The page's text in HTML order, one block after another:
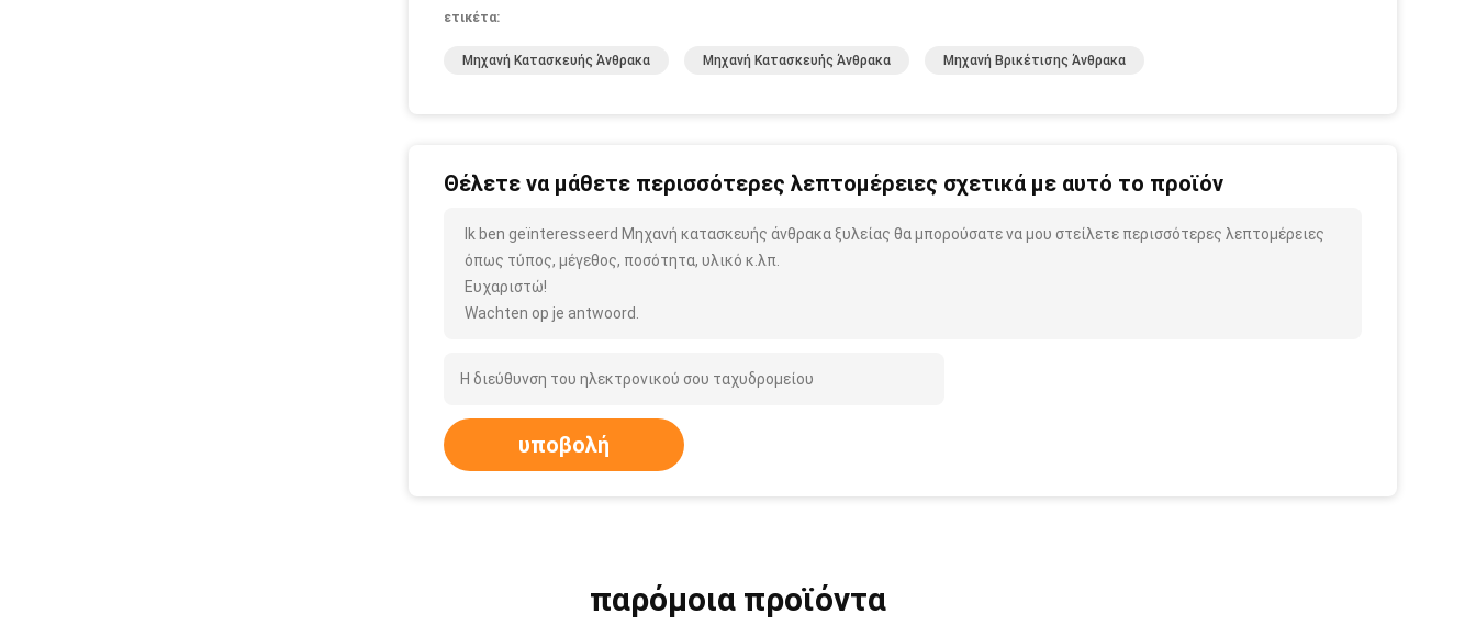
ετικέτα:
Μηχανή Κατασκευής Άνθρακα Μηχανή Κατασκευής Άνθρακα Μηχανή Βρικέτισης Άνθρακα
Θέλετε να μάθετε περισσότερες λεπτομέρειες σχετικά με αυτό το προϊόν
Ik ben geïnteresseerd Μηχανή κατασκευής άνθρακα ξυλείας θα μπορούσατε να μου στείλετε περισσότερες λεπτομέρειες
όπως τύπος, μέγεθος, ποσότητα, υλικό κ.λπ.
Ευχαριστώ!
Wachten op je antwoord.
υποβολή
παρόμοια προϊόντα